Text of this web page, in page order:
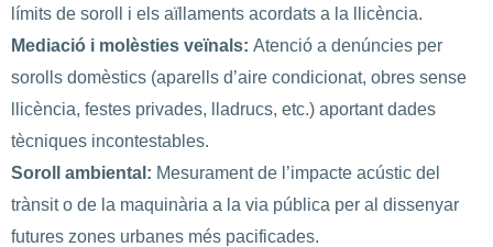
límits de soroll i els aïllaments acordats a la llicència.
Mediació i molèsties veïnals: Atenció a denúncies per
sorolls domèstics (aparells d’aire condicionat, obres sense
llicència, festes privades, lladrucs, etc.) aportant dades
tècniques incontestables.
Soroll ambiental: Mesurament de l’impacte acústic del
trànsit o de la maquinària a la via pública per al dissenyar
futures zones urbanes més pacificades.